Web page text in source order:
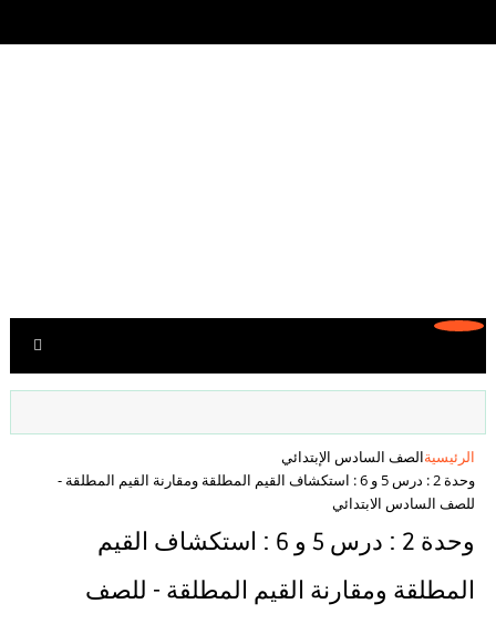
الرئيسيةالصف السادس الإبتدائي
وحدة 2 : درس 5 و 6 : استكشاف القيم المطلقة ومقارنة القيم المطلقة -
للصف السادس الابتدائي
وحدة 2 : درس 5 و 6 : استكشاف القيم
المطلقة ومقارنة القيم المطلقة - للصف